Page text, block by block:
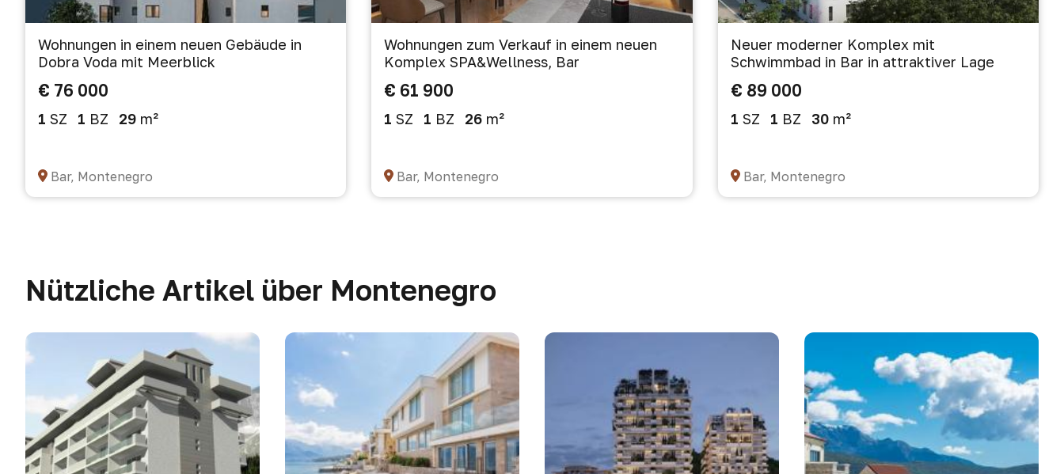
Wohnungen in einem neuen Gebäude in
Dobra Voda mit Meerblick
€ 76 000
1 SZ 1 BZ 29 m²
Bar, Montenegro
Wohnungen zum Verkauf in einem neuen
Komplex SPA&Wellness, Bar
€ 61 900
1 SZ 1 BZ 26 m²
Bar, Montenegro
Neuer moderner Komplex mit
Schwimmbad in Bar in attraktiver Lage
€ 89 000
1 SZ 1 BZ 30 m²
Bar, Montenegro
Nützliche Artikel über Montenegro